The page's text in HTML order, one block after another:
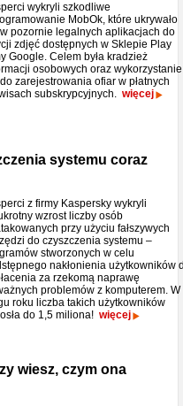
wykryli szkodliwe
MobOk, które ukrywało
pozornie legalnych aplikacjach do
zdjęć dostępnych w Sklepie Play
Google. Celem była kradzież
osobowych oraz wykorzystanie
zarejestrowania ofiar w płatnych
subskrypcyjnych. więcej
systemu coraz
z firmy Kaspersky wykryli
wzrost liczby osób
przy użyciu fałszywych
do czyszczenia systemu –
stworzonych w celu
nakłonienia użytkowników
za rzekomą naprawę
problemów z komputerem. W
roku liczba takich użytkowników
do 1,5 miliona! więcej
wiesz, czym ona